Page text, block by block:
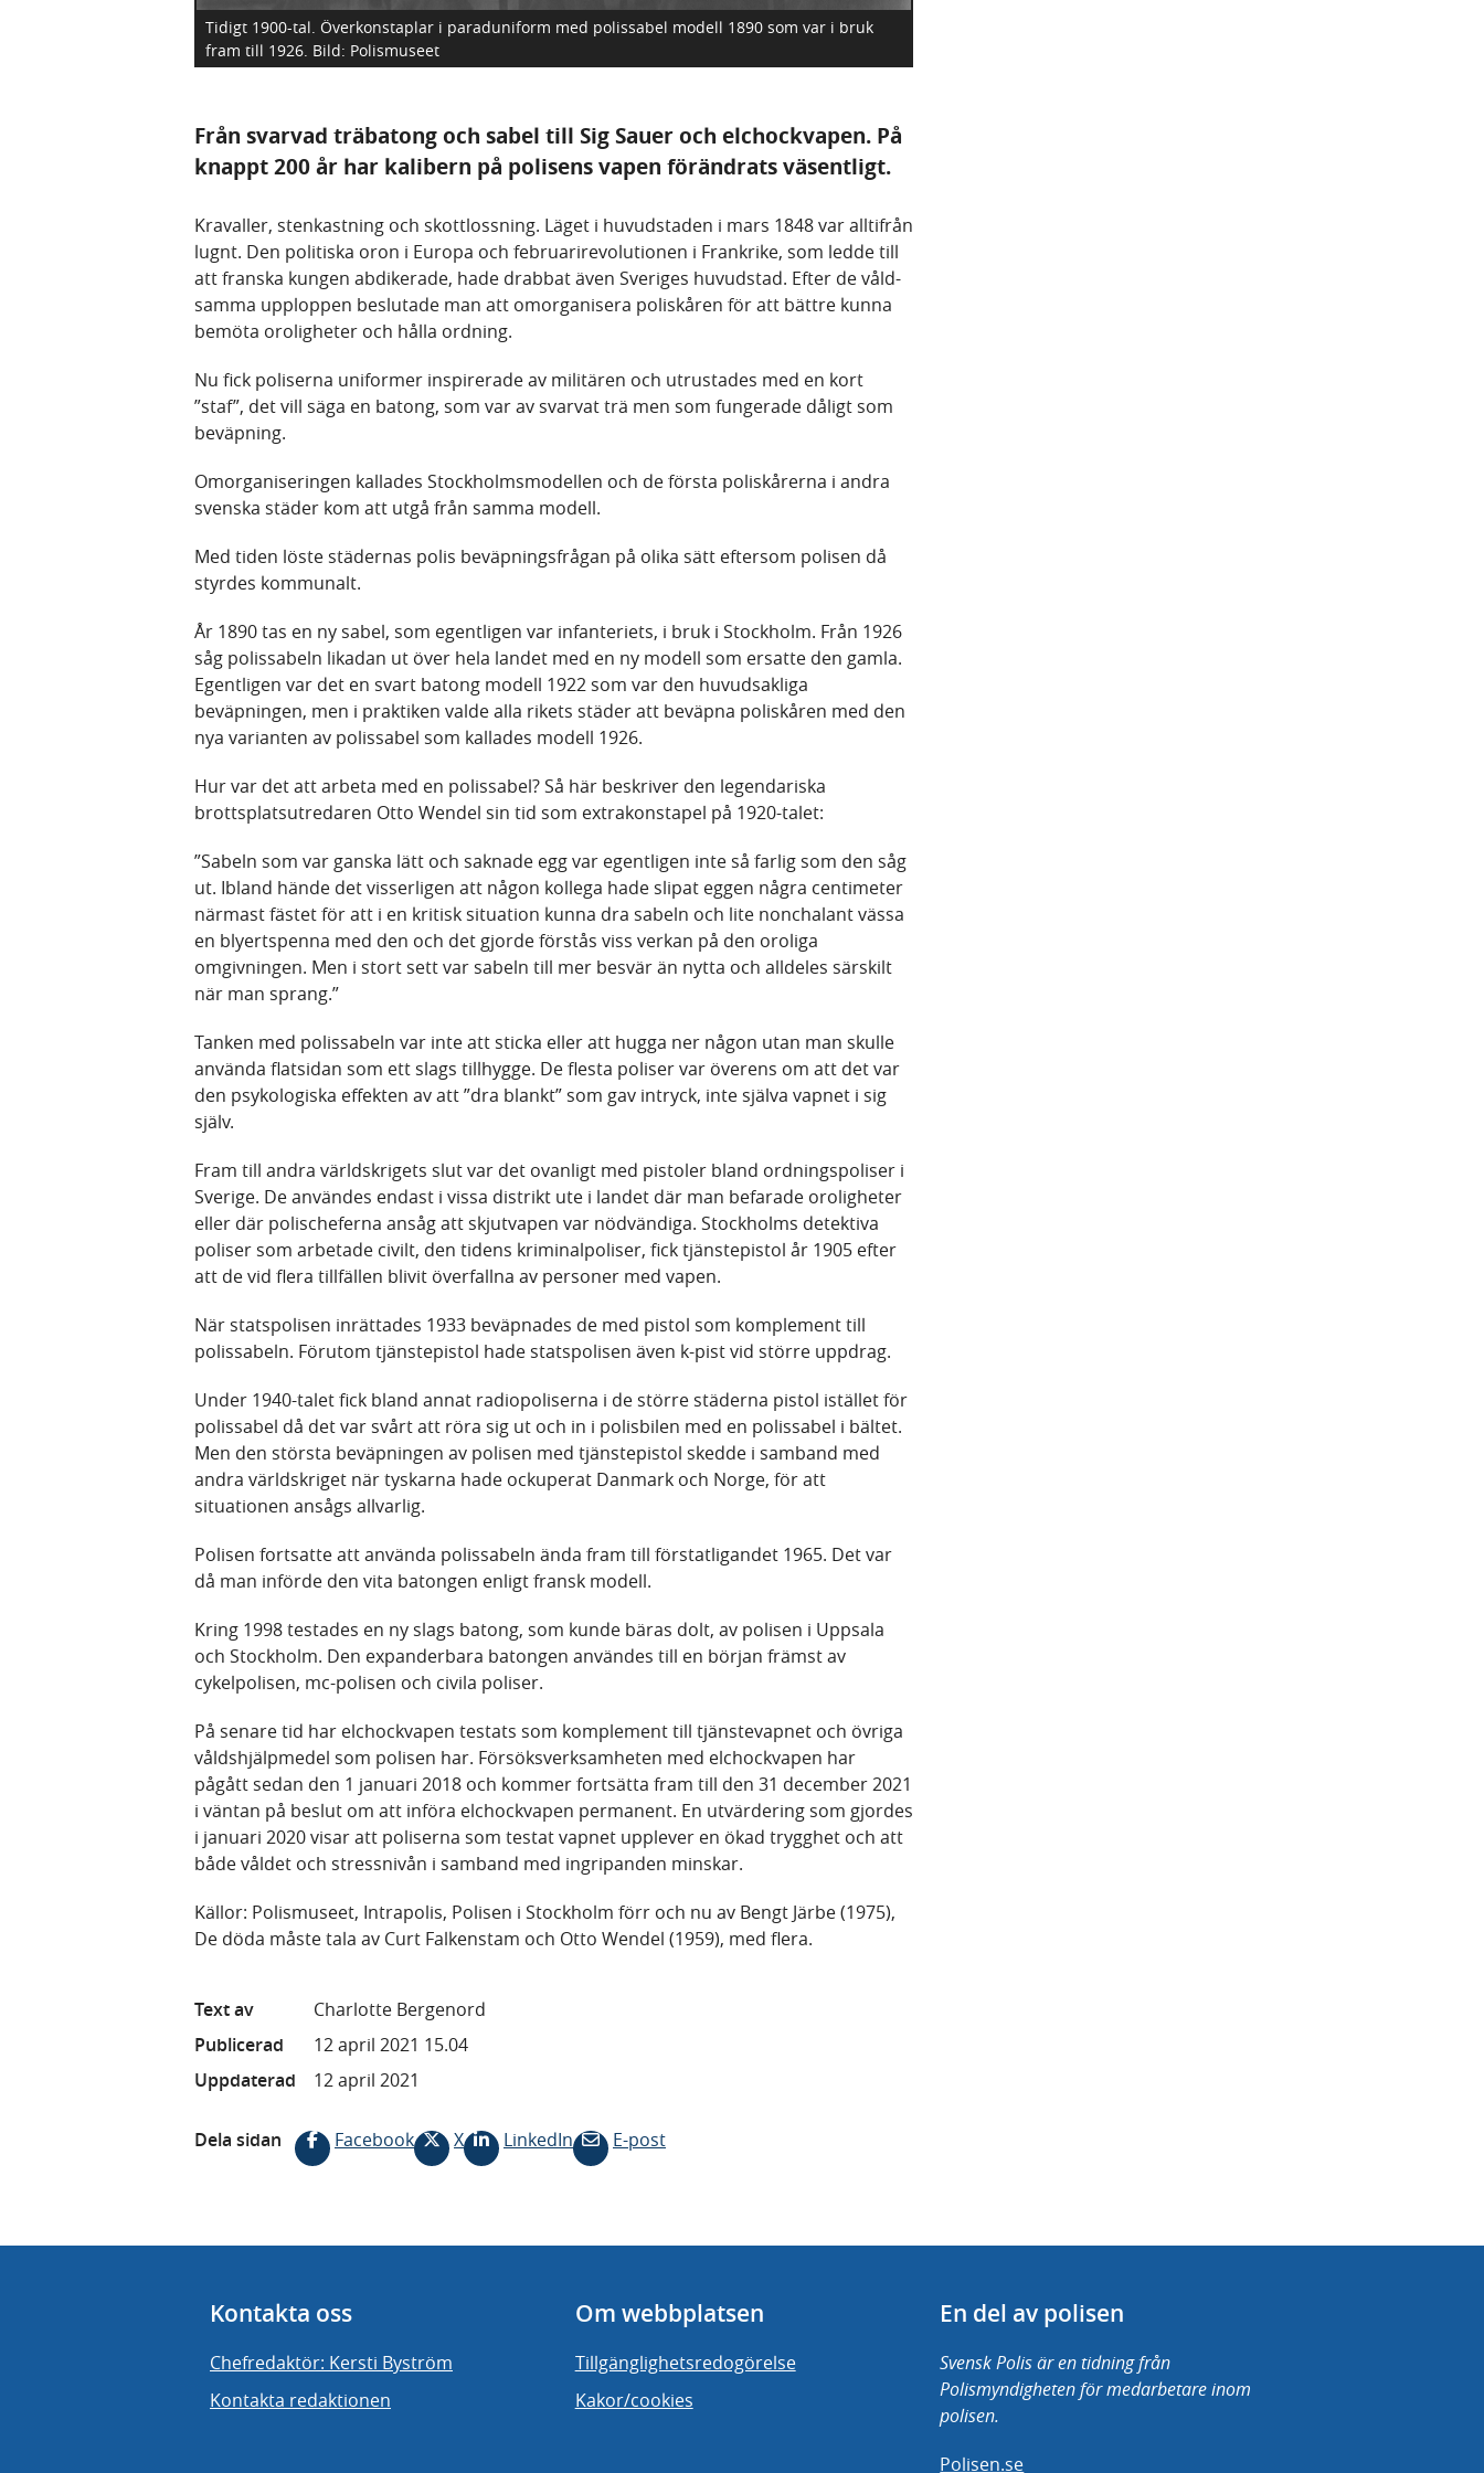
Tidigt 1900-tal. Överkonstaplar i paraduniform med polissabel modell 1890 som var i bruk
fram till 1926. Bild: Polismuseet
Från svarvad träbatong och sabel till Sig Sauer och elchockvapen. På
knappt 200 år har kalibern på polisens vapen förändrats väsentligt.
Kravaller, stenkastning och skottlossning. Läget i huvudstaden i mars 1848 var alltifrån
lugnt. Den politiska oron i Europa och februarirevolutionen i Frankrike, som ledde till
att franska kungen abdikerade, hade drabbat även Sveriges huvudstad. Efter de våld-
samma upploppen beslutade man att omorganisera poliskåren för att bättre kunna
bemöta oroligheter och hålla ordning.
Nu fick poliserna uniformer inspirerade av militären och utrustades med en kort
”staf”, det vill säga en batong, som var av svarvat trä men som fungerade dåligt som
beväpning.
Omorganiseringen kallades Stockholmsmodellen och de första poliskårerna i andra
svenska städer kom att utgå från samma modell.
Med tiden löste städernas polis beväpningsfrågan på olika sätt eftersom polisen då
styrdes kommunalt.
År 1890 tas en ny sabel, som egentligen var infanteriets, i bruk i Stockholm. Från 1926
såg polissabeln likadan ut över hela landet med en ny modell som ersatte den gamla.
Egentligen var det en svart batong modell 1922 som var den huvudsakliga
beväpningen, men i praktiken valde alla rikets städer att beväpna poliskåren med den
nya varianten av polissabel som kallades modell 1926.
Hur var det att arbeta med en polissabel? Så här beskriver den legendariska
brottsplatsutredaren Otto Wendel sin tid som extrakonstapel på 1920-talet:
”Sabeln som var ganska lätt och saknade egg var egentligen inte så farlig som den såg
ut. Ibland hände det visserligen att någon kollega hade slipat eggen några centimeter
närmast fästet för att i en kritisk situation kunna dra sabeln och lite nonchalant vässa
en blyertspenna med den och det gjorde förstås viss verkan på den oroliga
omgivningen. Men i stort sett var sabeln till mer besvär än nytta och alldeles särskilt
när man sprang.”
Tanken med polissabeln var inte att sticka eller att hugga ner någon utan man skulle
använda flatsidan som ett slags tillhygge. De flesta poliser var överens om att det var
den psykologiska effekten av att ”dra blankt” som gav intryck, inte själva vapnet i sig
själv.
Fram till andra världskrigets slut var det ovanligt med pistoler bland ordningspoliser i
Sverige. De användes endast i vissa distrikt ute i landet där man befarade oroligheter
eller där polischeferna ansåg att skjutvapen var nödvändiga. Stockholms detektiva
poliser som arbetade civilt, den tidens kriminalpoliser, fick tjänstepistol år 1905 efter
att de vid flera tillfällen blivit överfallna av personer med vapen.
När statspolisen inrättades 1933 beväpnades de med pistol som komplement till
polissabeln. Förutom tjänstepistol hade statspolisen även k-pist vid större uppdrag.
Under 1940-talet fick bland annat radiopoliserna i de större städerna pistol istället för
polissabel då det var svårt att röra sig ut och in i polisbilen med en polissabel i bältet.
Men den största beväpningen av polisen med tjänstepistol skedde i samband med
andra världskriget när tyskarna hade ockuperat Danmark och Norge, för att
situationen ansågs allvarlig.
Polisen fortsatte att använda polissabeln ända fram till förstatligandet 1965. Det var
då man införde den vita batongen enligt fransk modell.
Kring 1998 testades en ny slags batong, som kunde bäras dolt, av polisen i Uppsala
och Stockholm. Den expanderbara batongen användes till en början främst av
cykelpolisen, mc-polisen och civila poliser.
På senare tid har elchockvapen testats som komplement till tjänstevapnet och övriga
våldshjälpmedel som polisen har. Försöksverksamheten med elchockvapen har
pågått sedan den 1 januari 2018 och kommer fortsätta fram till den 31 december 2021
i väntan på beslut om att införa elchockvapen permanent. En utvärdering som gjordes
i januari 2020 visar att poliserna som testat vapnet upplever en ökad trygghet och att
både våldet och stressnivån i samband med ingripanden minskar.
Källor: Polismuseet, Intrapolis, Polisen i Stockholm förr och nu av Bengt Järbe (1975),
De döda måste tala av Curt Falkenstam och Otto Wendel (1959), med flera.
Text av
Charlotte Bergenord
Publicerad
12 april 2021 15.04
Uppdaterad
12 april 2021
Dela sidan Facebook X LinkedIn E-post
Kontakta oss
Chefredaktör: Kersti Byström
Kontakta redaktionen
Om webbplatsen
Tillgänglighetsredogörelse
Kakor/cookies
En del av polisen
Svensk Polis är en tidning från
Polismyndigheten för medarbetare inom
polisen.
Polisen.se